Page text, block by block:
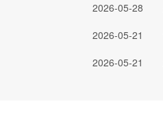
2026-05-28
2026-05-21
2026-05-21